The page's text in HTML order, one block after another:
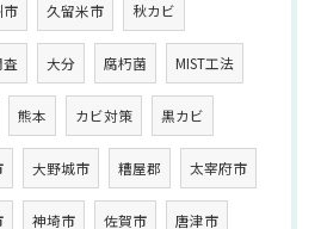
市 久留米市 秋カビ
大分 腐朽菌 MIST工法
熊本 カビ対策 黒カビ
大野城市 糟屋郡 太宰府市
神埼市 佐賀市 唐津市